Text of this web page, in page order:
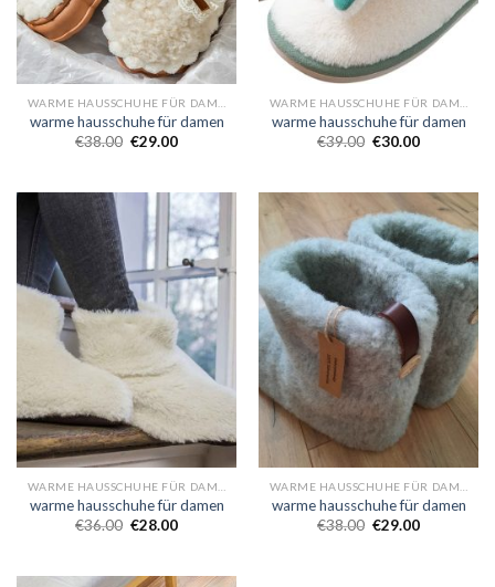
warme hausschuhe für damen
€38.00 €29.00
warme hausschuhe für damen
€39.00 €30.00
warme hausschuhe für damen
€36.00 €28.00
warme hausschuhe für damen
€38.00 €29.00